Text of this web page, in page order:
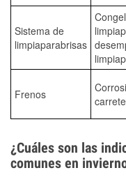
Sistema de
limpiaparabrisas
Frenos
¿Cuáles son las
comunes en